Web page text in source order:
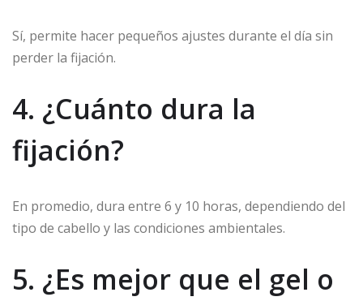
Sí, permite hacer pequeños ajustes durante el día sin
perder la fijación.
4. ¿Cuánto dura la
fijación?
En promedio, dura entre 6 y 10 horas, dependiendo del
tipo de cabello y las condiciones ambientales.
5. ¿Es mejor que el gel o